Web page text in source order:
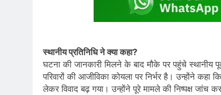
स्थानीय प्रतिनिधि ने क्या कहा?
घटना की जानकारी मिलने के बाद मौके पर पहुंचे स्थानीय
परिवारों की आजीविका कोयला पर निर्भर है। उन्होंने
लेकर विवाद बढ़ गया। उन्होंने पूरे मामले की निष्पक्ष जांच